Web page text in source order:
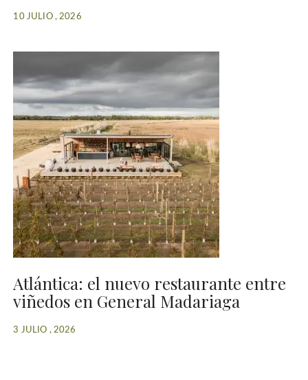
10 JULIO , 2026
Atlántica: el nuevo restaurante entre
viñedos en General Madariaga
3 JULIO , 2026